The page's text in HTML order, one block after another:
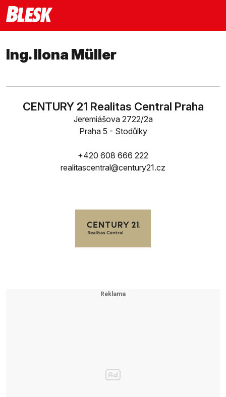
Ing. Ilona Müller
CENTURY 21 Realitas Central Praha
Jeremiášova 2722/2a
Praha 5 - Stodůlky
+420 608 666 222
realitascentral@century21.cz